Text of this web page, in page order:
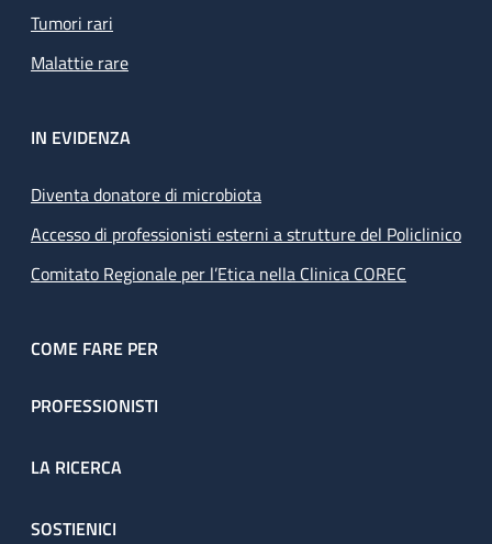
Tumori rari
Malattie rare
IN EVIDENZA
Diventa donatore di microbiota
Accesso di professionisti esterni a strutture del Policlinico
Comitato Regionale per l’Etica nella Clinica COREC
COME FARE PER
PROFESSIONISTI
LA RICERCA
SOSTIENICI